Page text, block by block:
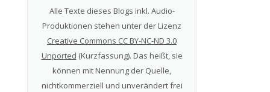
Alle Texte dieses Blogs inkl. Audio-
Produktionen stehen unter der Lizenz
Creative Commons CC BY-NC-ND 3.0
Unported (Kurzfassung). Das heißt, sie
können mit Nennung der Quelle,
nichtkommerziell und unverändert frei